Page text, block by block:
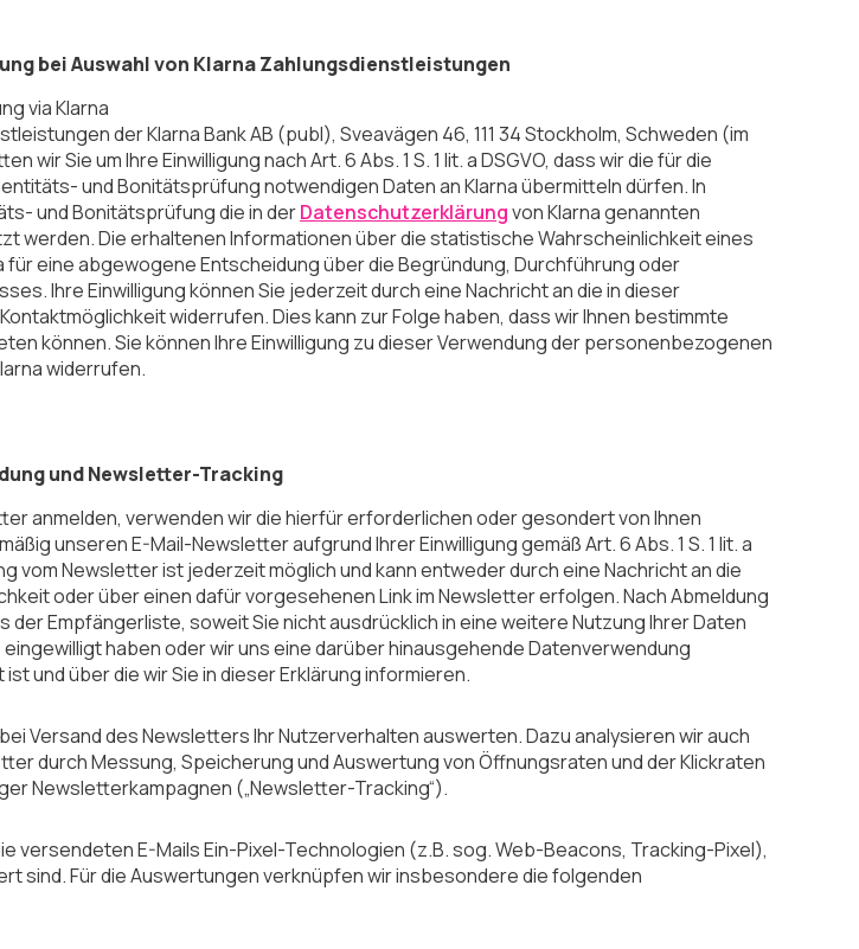
bei Auswahl von Klarna Zahlungsdienstleistungen
via Klarna
der Klarna Bank AB (publ), Sveavägen 46, 111 34 Stockholm, Schweden (im
wir Sie um Ihre Einwilligung nach Art. 6 Abs. 1 S. 1 lit. a DSGVO, dass wir die für die
und Bonitätsprüfung notwendigen Daten an Klarna übermitteln dürfen. In
und Bonitätsprüfung die in derDatenschutzerklärungvon Klarna genannten
werden. Die erhaltenen Informationen über die statistische Wahrscheinlichkeit eines
für eine abgewogene Entscheidung über die Begründung, Durchführung oder
Ihre Einwilligung können Sie jederzeit durch eine Nachricht an die in dieser
widerrufen. Dies kann zur Folge haben, dass wir Ihnen bestimmte
können. Sie können Ihre Einwilligung zu dieser Verwendung der personenbezogenen
widerrufen.
und Newsletter-Tracking
anmelden, verwenden wir die hierfür erforderlichen oder gesondert von Ihnen
unseren E-Mail-Newsletter aufgrund Ihrer Einwilligung gemäß Art. 6 Abs. 1 S. 1 lit. a
vom Newsletter ist jederzeit möglich und kann entweder durch eine Nachricht an die
oder über einen dafür vorgesehenen Link im Newsletter erfolgen. Nach Abmeldung
der Empfängerliste, soweit Sie nicht ausdrücklich in eine weitere Nutzung Ihrer Daten
eingewilligt haben oder wir uns eine darüber hinausgehende Datenverwendung
und über die wir Sie in dieser Erklärung informieren.
Versand des Newsletters Ihr Nutzerverhalten auswerten. Dazu analysieren wir auch
durch Messung, Speicherung und Auswertung von Öffnungsraten und der Klickraten
Newsletterkampagnen („Newsletter-Tracking“).
versendeten E-Mails Ein-Pixel-Technologien (z.B. sog. Web-Beacons, Tracking-Pixel),
sind. Für die Auswertungen verknüpfen wir insbesondere die folgenden